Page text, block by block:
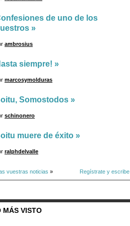
de uno de los
»
ambrosius
siempre! »
marcosymolduras
Somostodos »
schinonero
muere de éxito »
ralphdelvalle
vuestras noticias » Regístrate y escribe
MÁS VISTO